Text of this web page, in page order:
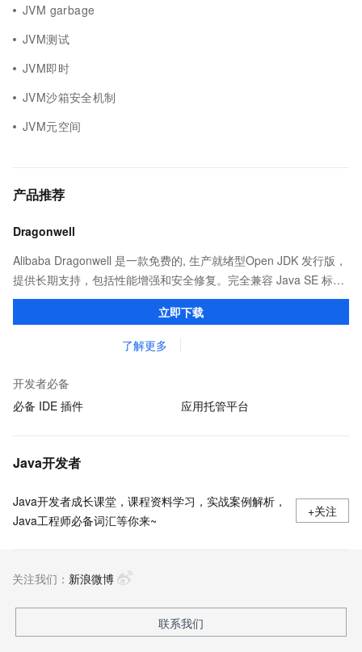
JVM garbage
JVM测试
JVM即时
JVM沙箱安全机制
JVM元空间
产品推荐
Dragonwell
Alibaba Dragonwell 是一款免费的, 生产就绪型Open JDK 发行版，
提供长期支持，包括性能增强和安全修复。完全兼容 Java SE 标
准，您可以在任何常用操作系统（包括 Linux、Windows 和
macOS）上开发 Java 应用程序。立即下载
了解更多
开发者必备
必备 IDE 插件
应用托管平台
Java开发者
Java开发者成长课堂，课程资料学习，实战案例解析，
Java工程师必备词汇等你来~
+关注
关注我们： 新浪微博
联系我们